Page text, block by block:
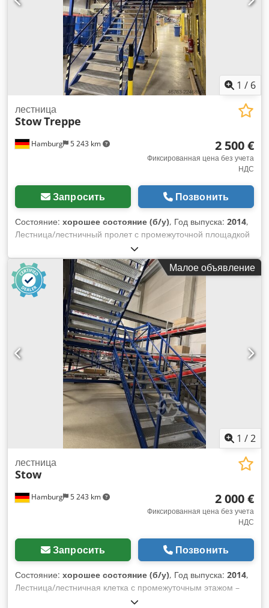
Местонахождение: Гамбург
1 / 6
Hamburg 5 243 km
лестница
StowTreppe
2 500 €
Фиксированная цена без учета
НДС
Запросить Позвонить
Состояние: хорошее состояние (б/у), Год выпуска: 2014,
Лестница/лестничный пролет с промежуточной площадкой
– б/у: Цена: 2500 евро (без НДС), демонтирована,
упакована и готова к погрузке на месте нахождения!
Djdezqz T Djpfx Agmjwa Поз. 1 Производитель: Stow Тип:
неизвестен Год выпуска: 2014 От первого этажа до
площадки примерно 14 ступеней (причем 14-я ступень
находится на уровне площадки) От площадки до верхнего
этажа: 11 ступеней (причем 11-я ступень находится на
уровне верхнего этажа) Расстояние между ступенями
примерно 18,5 см Ширина примерно 1,25 м С
промежуточной площадкой Ступени: решетчатые,
оцинкованные Щеки и перила окрашены Состояние:
хорошее Доступно: примерно с 4-го квартала 2026 года
Местонахождение: Гамбург
Малое объявление
1 /2
Hamburg 5 243 km
лестница
Stow
2 000 €
Фиксированная цена без учета
НДС
Запросить Позвонить
Состояние: хорошее состояние (б/у), Год выпуска: 2014,
Лестница/лестничная клетка с промежуточным этажом –
бывшая в употреблении: Цена: 2000 евро (без НДС),